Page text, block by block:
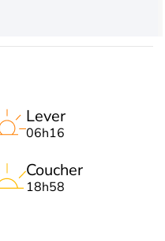
Lever
06h16
Coucher
18h58